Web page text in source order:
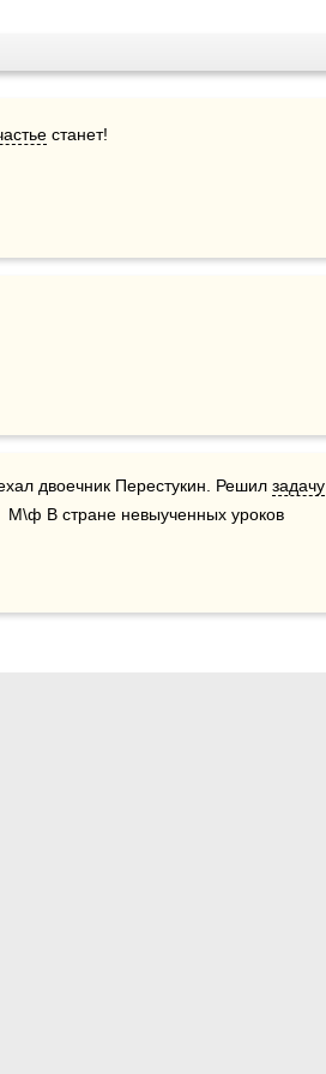
станет!
двоечник Перестукин. Решил задачу
М\ф В стране невыученных уроков